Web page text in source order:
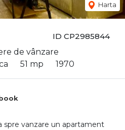
ID CP2985844
de vânzare
51 mp 1970
Harta
spre vanzare un apartament